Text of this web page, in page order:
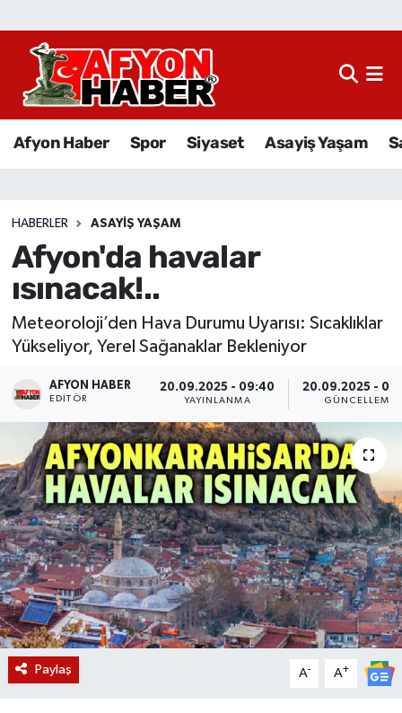
Afyon Haber Spor Siyaset Asayiş Yaşam
HABERLER ASAYIŞ YAŞAM
Afyon'da havalar
ısınacak!..
Meteoroloji’den Hava Durumu Uyarısı: Sıcaklıklar
Yükseliyor, Yerel Sağanaklar Bekleniyor
AFYON HABER
EDITÖR
20.09.2025 - 09:40
YAYINLANMA
20.09.2025 -
GÜNCELLEME
Paylaş A- A+
Afyon Haber
Sağlık
Eğitim
Sivil Toplum
Ekonomi
Magazin
Etkinlikler